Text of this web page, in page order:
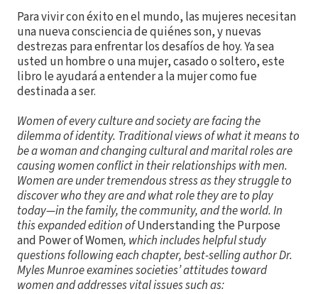
Para vivir con éxito en el mundo, las mujeres necesitan
una nueva consciencia de quiénes son, y nuevas
destrezas para enfrentar los desafíos de hoy. Ya sea
usted un hombre o una mujer, casado o soltero, este
libro le ayudará a entender a la mujer como fue
destinada a ser.
Women of every culture and society are facing the
dilemma of identity. Traditional views of what it means to
be a woman and changing cultural and marital roles are
causing women conflict in their relationships with men.
Women are under tremendous stress as they struggle to
discover who they are and what role they are to play
today—in the family, the community, and the world. In
this expanded edition ofUnderstanding the Purpose
and Power of Women, which includes helpful study
questions following each chapter, best-selling author Dr.
Myles Munroe examines societies’ attitudes toward
women and addresses vital issues such as: